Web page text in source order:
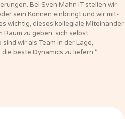
Bei Sven Mahn IT stellen wir
sein Können einbringt und wir mit-
wichtig, dieses kollegiale Miteinander
Raum zu geben, sich selbst
wir als Team in der Lage,
beste Dynamics zu liefern.“